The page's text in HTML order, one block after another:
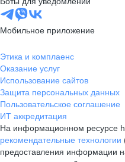
Мобильное приложение
Этика и комплаенс
Оказание услуг
Использование сайтов
Защита персональных данных
Пользовательское соглашение
ИТ аккредитация
На информационном ресурсе
рекомендательные технологии
предоставления информации